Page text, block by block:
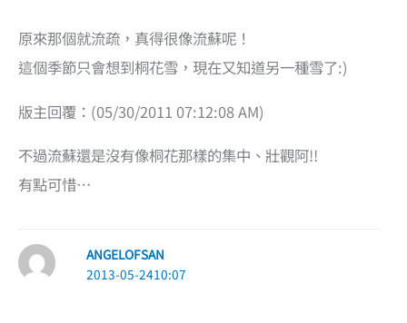
原來那個就流疏，真得很像流蘇呢！
這個季節只會想到桐花雪，現在又知道另一種雪了:)
版主回覆：(05/30/2011 07:12:08 AM)
不過流蘇還是沒有像桐花那樣的集中、壯觀阿!!
有點可惜…
ANGELOFSAN
2013-05-2410:07